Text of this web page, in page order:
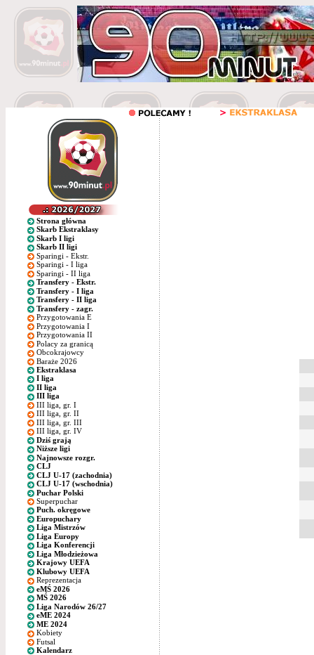
Strona główna
Skarb Ekstraklasy
Skarb I ligi
Skarb II ligi
Sparingi - Ekstr.
Sparingi - I liga
Sparingi - II liga
Transfery - Ekstr.
Transfery - I liga
Transfery - II liga
Transfery - zagr.
Przygotowania E
Przygotowania I
Przygotowania II
Polacy za granicą
Obcokrajowcy
Baraże 2026
Ekstraklasa
I liga
II liga
III liga
III liga, gr. I
III liga, gr. II
III liga, gr. III
III liga, gr. IV
Dziś grają
Niższe ligi
Najnowsze rozgr.
CLJ
CLJ U-17 (zachodnia)
CLJ U-17 (wschodnia)
Puchar Polski
Superpuchar
Puch. okręgowe
Europuchary
Liga Mistrzów
Liga Europy
Liga Konferencji
Liga Młodzieżowa
Krajowy UEFA
Klubowy UEFA
Reprezentacja
eMŚ 2026
MŚ 2026
Liga Narodów 26/27
eME 2024
ME 2024
Kobiety
Futsal
Kalendarz